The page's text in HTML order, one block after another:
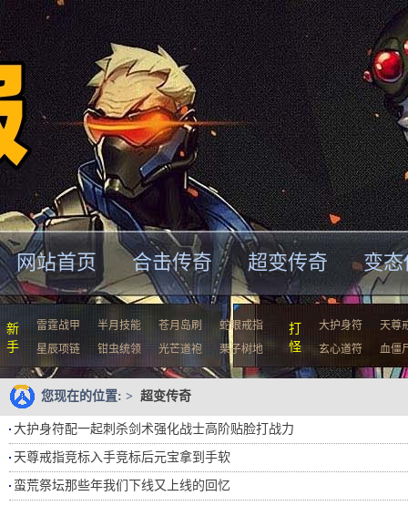
网站首页 合击传奇 超变传奇 变
新
手
雷霆战甲 半月技能 苍月岛刷
蛇眼戒指
星辰项链
钳虫统领 光芒道袍 栗子树地
打
怪
大护身符
天尊
玄心道符
血僵
您现在的位置: > 超变传奇
大护身符配一起刺杀剑术强化战士高阶贴脸打战力
天尊戒指竞标入手竞标后元宝拿到手软
蛮荒祭坛那些年我们下线又上线的回忆